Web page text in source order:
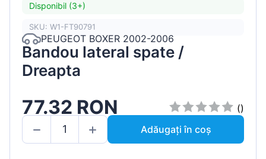
Disponibil (3+)
SKU: W1-FT90791
PEUGEOT BOXER 2002-2006
Bandou lateral spate /
Dreapta
77.32 RON
()
Adăugați în coș